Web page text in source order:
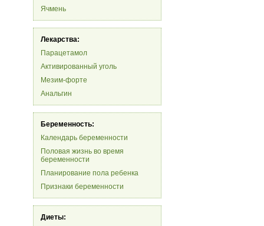
Ячмень
Лекарства:
Парацетамол
Активированный уголь
Мезим-форте
Анальгин
Беременность:
Календарь беременности
Половая жизнь во время
беременности
Планирование пола ребенка
Признаки беременности
Диеты: